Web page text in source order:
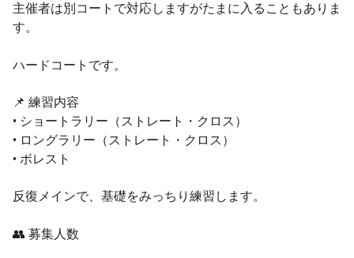
主催者は別コートで対応しますがたまに入ることもありま
す。
ハードコートです。
📌 練習内容
• ショートラリー（ストレート・クロス）
• ロングラリー（ストレート・クロス）
• ボレスト
反復メインで、基礎をみっちり練習します。
👥 募集人数